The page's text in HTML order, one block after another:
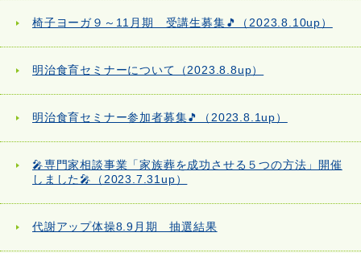
椅子ヨーガ９～11月期 受講生募集🎵（2023.8.10up）
明治食育セミナーについて（2023.8.8up）
明治食育セミナー参加者募集🎵（2023.8.1up）
🎤専門家相談事業「家族葬を成功させる５つの方法」開催
しました🎤（2023.7.31up）
代謝アップ体操8.9月期 抽選結果